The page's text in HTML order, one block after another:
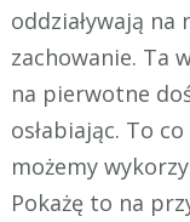
oddziaływają na
zachowanie. Ta
na pierwotne
osłabiając. To
możemy
Pokażę to na